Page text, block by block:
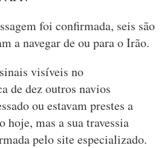
foi confirmada, seis são
a navegar de ou para o Irão.
visíveis no
de dez outros navios
ou estavam prestes a
hoje, mas a sua travessia
pelo site especializado.